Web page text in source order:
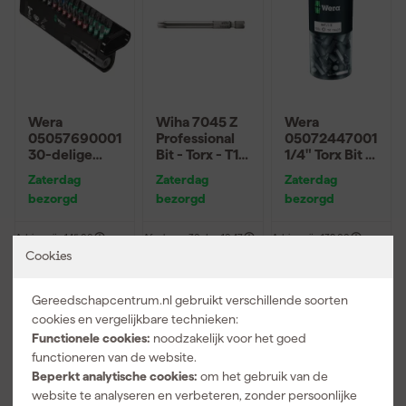
Cookies
Gereedschapcentrum.nl gebruikt verschillende soorten
cookies en vergelijkbare technieken:
Functionele cookies: noodzakelijk voor het goed
functioneren van de website.
Beperkt analytische cookies: om het gebruik van de
website te analyseren en verbeteren, zonder persoonlijke
Wera
05057690001
30-delige
Impaktor 1
bitset -
Zaterdag
bezorgd
Adviesprijs 145,00
Wiha 7045 Z
Professional
Bit - Torx - T15
Zaterdag
bezorgd
Afgelopen 30 dgn 10,47
Wera
05072447001
1/4" Torx Bit -
(100st)
Zaterdag
bezorgd
Adviesprijs 139,00